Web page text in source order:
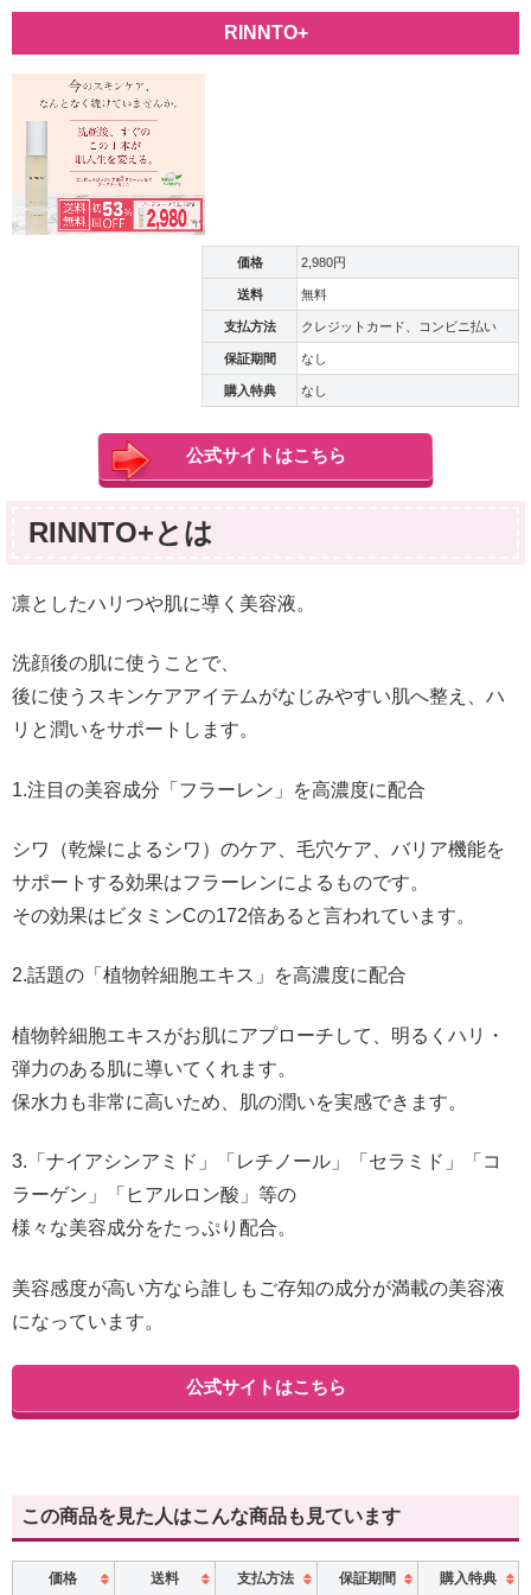
RINNTO+
価格 2,980円
送料 無料
支払方法 クレジットカード、コンビニ払い
保証期間 なし
購入特典 なし
公式サイトはこちら
RINNTO+とは
凛としたハリつや肌に導く美容液。
洗顔後の肌に使うことで、
後に使うスキンケアアイテムがなじみやすい肌へ整え、ハ
リと潤いをサポートします。
1.注目の美容成分「フラーレン」を高濃度に配合
シワ（乾燥によるシワ）のケア、毛穴ケア、バリア機能を
サポートする効果はフラーレンによるものです。
その効果はビタミンCの172倍あると言われています。
2.話題の「植物幹細胞エキス」を高濃度に配合
植物幹細胞エキスがお肌にアプローチして、明るくハリ・
弾力のある肌に導いてくれます。
保水力も非常に高いため、肌の潤いを実感できます。
3.「ナイアシンアミド」「レチノール」「セラミド」「コ
ラーゲン」「ヒアルロン酸」等の
様々な美容成分をたっぷり配合。
美容感度が高い方なら誰しもご存知の成分が満載の美容液
になっています。
公式サイトはこちら
この商品を見た人はこんな商品も見ています
価格 送料 支払方法 保証期間 購入特典